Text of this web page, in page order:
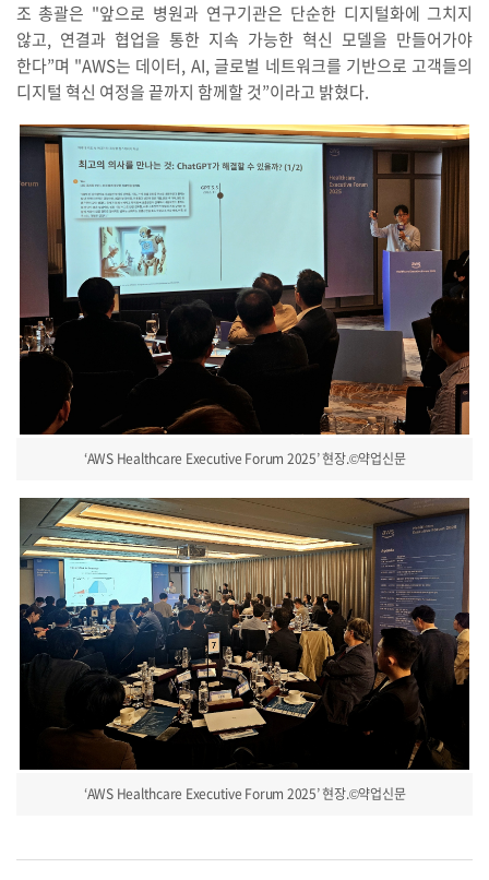
조 총괄은 "앞으로 병원과 연구기관은 단순한 디지털화에 그치지
않고, 연결과 협업을 통한 지속 가능한 혁신 모델을 만들어가야
한다”며 "AWS는 데이터, AI, 글로벌 네트워크를 기반으로 고객들의
디지털 혁신 여정을 끝까지 함께할 것”이라고 밝혔다.
‘AWS Healthcare Executive Forum 2025’ 현장.©약업신문
‘AWS Healthcare Executive Forum 2025’ 현장.©약업신문